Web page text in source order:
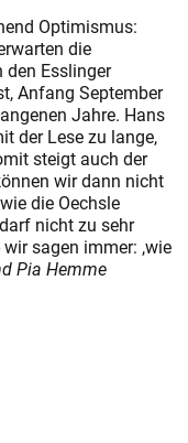
Optimismus:
die
den Esslinger
Anfang September
Jahre. Hans
der Lese zu lange,
steigt auch der
wir dann nicht
die Oechsle
nicht zu sehr
sagen immer: ,wie
Pia Hemme